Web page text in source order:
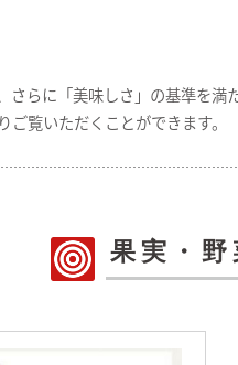
さらに「美味しさ」の基準を満
覧いただくことができます。
果実・野